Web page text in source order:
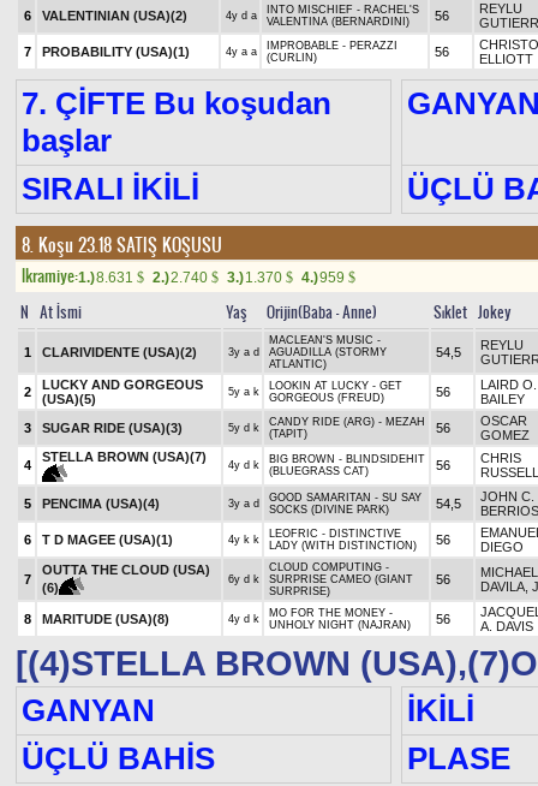
6 VALENTINIAN (USA)(2) 4y d a
INTO MISCHIEF - RACHEL'S
VALENTINA (BERNARDINI)
56
REYLU
7
PROBABILITY (USA)(1) 4y a a
IMPROBABLE - PERAZZI
(CURLIN)
56
ELLIOTT
7. ÇİFTE Bu koşudan
başlar
SIRALI İKİLİ ÜÇLÜ
8. Koşu 23.18SATIŞ KOŞUSU
Ikramiye:1.)8.631 $ 2.)2.740 $ 3.)1.370 $ 4.)959 $
N At İsmi Yaş Orijin(Baba - Anne) Sıklet Jokey
1 CLARIVIDENTE (USA)(2) 3y a d
MACLEAN'S MUSIC -
AGUADILLA (STORMY
ATLANTIC)
54,5
REYLU
2
LUCKY AND GORGEOUS
(USA)(5) 5y a k
LOOKIN AT LUCKY - GET
GORGEOUS (FREUD)
56
LAIRD O.
BAILEY
3
SUGAR RIDE (USA)(3) 5y d k
CANDY RIDE (ARG) - MEZAH
(TAPIT)
56
OSCAR
GOMEZ
4
STELLA BROWN (USA)(7)
4y d k
BIG BROWN - BLINDSIDEHIT
(BLUEGRASS CAT)
56
CHRIS
RUSSELL
5 PENCIMA (USA)(4) 3y a d
GOOD SAMARITAN - SU SAY
SOCKS (DIVINE PARK)
54,5
JOHN C.
BERRIOS
6
T D MAGEE (USA)(1) 4y k k
LEOFRIC - DISTINCTIVE
LADY (WITH DISTINCTION)
56
DIEGO
7
OUTTA THE CLOUD (USA)
(6)
6y d k
CLOUD COMPUTING -
SURPRISE CAMEO (GIANT
SURPRISE)
56
DAVILA,
8 MARITUDE (USA)(8) 4y d k
MO FOR THE MONEY -
UNHOLY NIGHT (NAJRAN)
56
A. DAVIS
[(4)STELLA BROWN
GANYAN
İKİLİ
ÜÇLÜ BAHİS
PLASE